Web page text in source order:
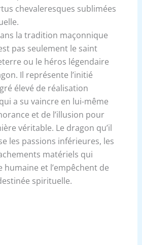
chevaleresques sublimées
la tradition maçonnique
pas seulement le saint
ou le héros légendaire
Il représente l’initié
élevé de réalisation
a su vaincre en lui-même
et de l’illusion pour
véritable. Le dragon qu’il
les passions inférieures, les
matériels qui
humaine et l’empêchent de
spirituelle.